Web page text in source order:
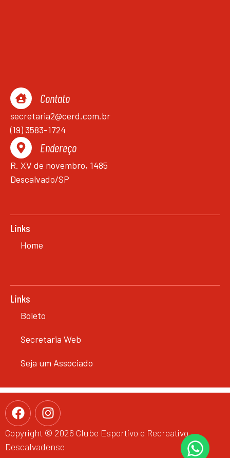
Contato
secretaria2@cerd.com.br
(19) 3583-1724
Endereço
R. XV de novembro, 1485
Descalvado/SP
Links
Home
Links
Boleto
Secretaria Web
Seja um Associado
Copyright © 2026 Clube Esportivo e Recreativo
Descalvadense